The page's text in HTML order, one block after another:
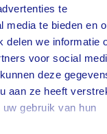
te
media te bieden en
delen we informatie
voor social
deze
aan ze heeft
gebruik van hun